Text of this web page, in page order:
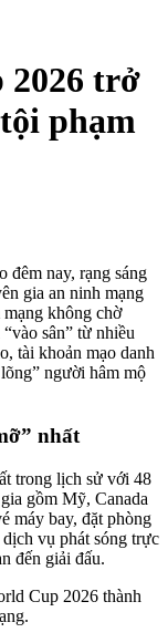
2026 trở
phạm
đêm nay, rạng sáng
gia an ninh mạng
không chờ
sân” từ nhiều
tài khoản mạo danh
người hâm mộ
nhất
trong lịch sử với 48
gồm Mỹ, Canada
máy bay, đặt phòng
vụ phát sóng trực
đến giải đấu.
Cup 2026 thành